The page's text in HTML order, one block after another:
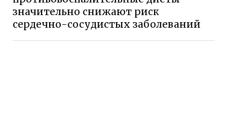
значительно снижают риск
сердечно-сосудистых заболеваний